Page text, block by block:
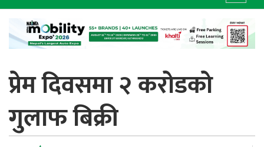
प्रेम दिवसमा २ करोडकाे
गुलाफ बिक्री